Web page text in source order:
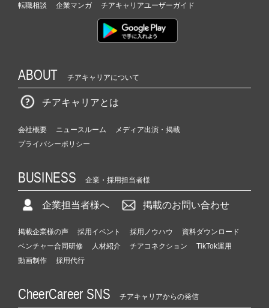
転職相談
企業マンガ チアキャリアユーザーガイド
ABOUT チアキャリアについて
チアキャリアとは
会社概要 ニュースルーム
メディア出演・掲載
プライバシーポリシー
BUSINESS 企業・採用担当者様
企業担当者様へ 掲載のお問い合わせ
掲載企業様の声 採用イベント 採用ノウハウ
資料ダウンロード
ベンチャー合同研修
人材紹介 チアコネクション
TikTok運用
動画制作
採用代行
CheerCareer SNS チアキャリアからの発信